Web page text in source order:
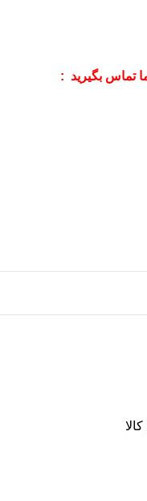
تماس بگیرید :